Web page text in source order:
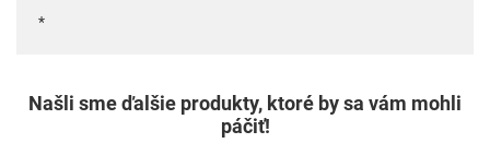
*
Našli sme ďalšie produkty, ktoré by sa vám mohli
páčiť!